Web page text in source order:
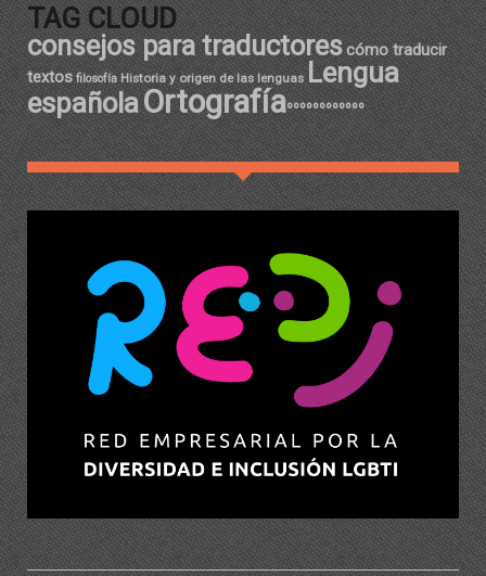
TAG CLOUD
consejos para traductorescómo traducir
textos filosofía Historia y origen de las lenguas Lengua
españolaOrtografíaºººººººººººº